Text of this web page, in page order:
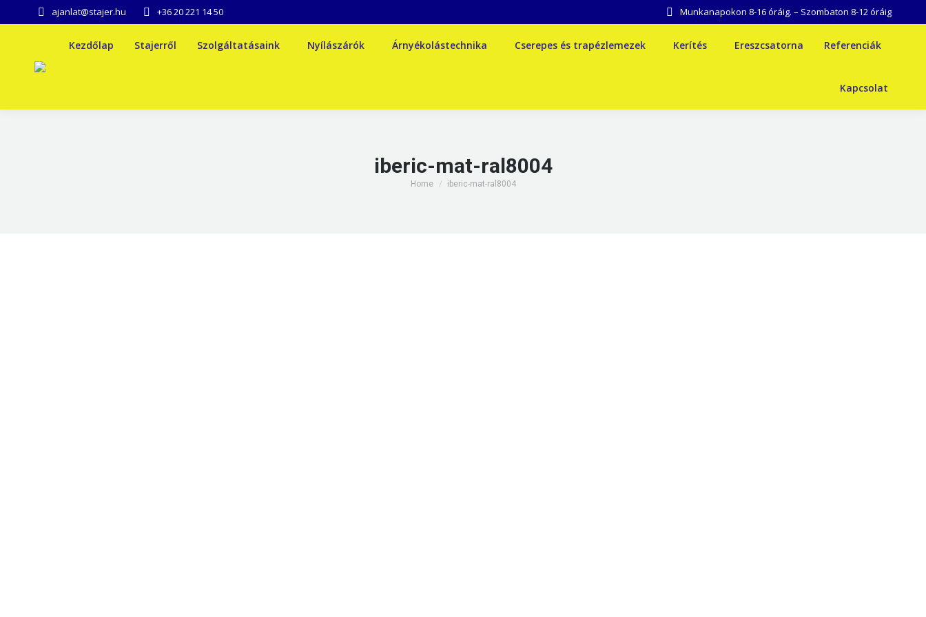
ajanlat@stajer.hu +36 20 221 14 50 Munkanapokon 8-16 óráig. – Szombaton 8-12 óráig
Kezdőlap Stajerről Szolgáltatásaink Nyílászárók Árnyékolástechnika Cserepes és trapézlemezek Kerítés Ereszcsatorna Referenciák
Kapcsolat
iberic-mat-ral8004
You are here:
Home iberic-mat-ral8004